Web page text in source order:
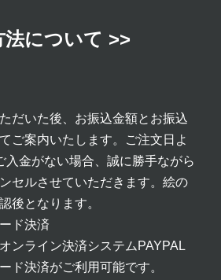
について >>
だいた後、お振込金額とお振込
ご案内いたします。ご注文日よ
入金がない場合、誠に勝手ながら
セルさせていただきます。絵の
後となります。
ド決済
ンライン決済システムPAYPAL
ド決済がご利用可能です。